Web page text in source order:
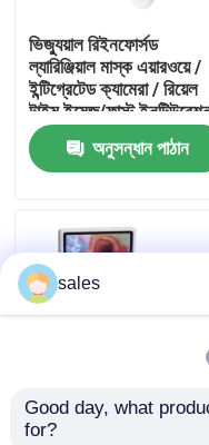
কারখানা ভ্রমণ
মান নিয়ন্ত্রণ
আমাদের সাথে যোগাযোগ করুন
উদ্ধৃতির জন্য আবেদন
ল্যারিঞ্জিয়াল মাস্ক এয়ারওয়ে
ভিজ্যুয়াল রিইনফোর্সড
ল্যারিঞ্জিয়াল মাস্ক এয়ারওয়ে /
ইন্টিগ্রেটেড ক্যামেরা / রিয়েল
টাইম ইমেজ/ফাস্ট
আইএসও
অনুসন্ধান পাঠান
ভিজ্যুয়াল কম্বাইন্ড
sales
Good day, what
for?